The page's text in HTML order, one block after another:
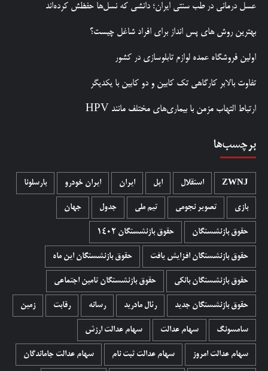
عسل درمانی در طب سنتی ایران؛ دانشی که نسل‌ها حفظش کرده‌اند
بهترین روش‌ های پس‌ انداز برای افراد شاغل چیست؟
اولین فروشگاه عمده لوازم تابلوسازی در کشور
تفاوت بالابر کارگاهی تک کابین و دو کابین با یکدیگر
ارتباط التهاب مزمن با بیماری‌های مختلف مانند HPV
برچسب‌ها
ZWNJ استقلال اپل ایران ایران خودرو بارسلونا
بازی تصویر نجومی تیم ملی جدول جهان
حقوق بازنشستگان حقوق بازنشستگان 1402
حقوق بازنشستگان افزایش یافت حقوق بازنشستگان این ماه
حقوق بازنشستگان بانکی حقوق بازنشستگان تامین اجتماعی
حقوق بازنشستگان جدید رئال مادرید رسانه رقابت زمین
سامسونگ سهام عدالت سهام عدالت ارزش
سهام عدالت امروز سهام عدالت ثبت نام سهام عدالت جاماندگان